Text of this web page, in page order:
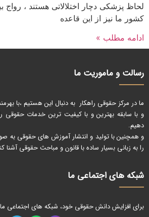
لحاظ پزشکی دچار اختلالاتی هستند ،
کشور ما نیز از این قاعده
ادامه مطلب »
رسالت و ماموریت ما
ما در مرکز حقوقی راهکار به دنبال این هستیم ،با
و با سابقه بهترین و با کیفیت ترین خدمات حقوقی
دهیم.
و همچنین با تولید و انتشار آموزش های حقوقی به
را به زبانی بسیار ساده با قانون و مباحث حقوقی آشنا
شبکه های اجتماعی ما
برای افزایش دانش حقوقی خود، شبکه های اجتماعی ما